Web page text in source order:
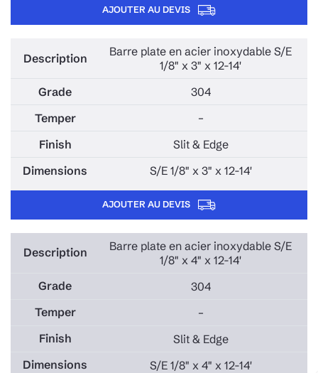
AJOUTER AU DEVIS
Barre plate en acier inoxydable S/E
1/8" x 3" x 12-14'
304
–
Slit & Edge
S/E 1/8" x 3" x 12-14'
AJOUTER AU DEVIS
Barre plate en acier inoxydable S/E
1/8" x 4" x 12-14'
304
–
Slit & Edge
S/E 1/8" x 4" x 12-14'